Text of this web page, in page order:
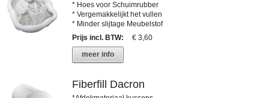
* Hoes voor Schuimrubber
* Vergemakkelijkt het vullen
* Minder slijtage Meubelstof
Prijs incl. BTW:
€ 3,60
meer info
Fiberfill Dacron